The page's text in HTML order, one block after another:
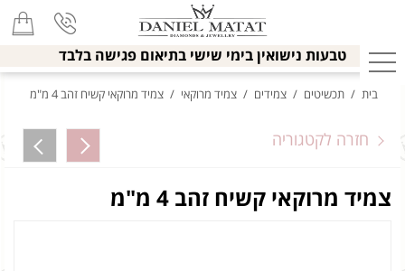
טבעות נישואין בימי שישי בתיאום פגישה בלבד
בית / תכשיטים / צמידים / צמיד מרוקאי / צמיד מרוקאי קשיח זהב 4 מ"מ
חזרה לקטגוריה
צמיד מרוקאי קשיח זהב 4 מ"מ